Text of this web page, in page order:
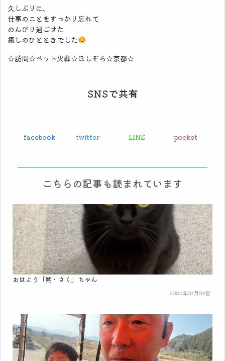
久しぶりに、
仕事のことをすっかり忘れて
のんびり過ごせた
癒しのひとときでした
☆訪問☆ペット火葬☆ほしぞら☆京都☆
SNSで共有
facebook twitter LINE pocket
こちらの記事も読まれています
おはよう「朔・さく」ちゃん
2022年07月24日